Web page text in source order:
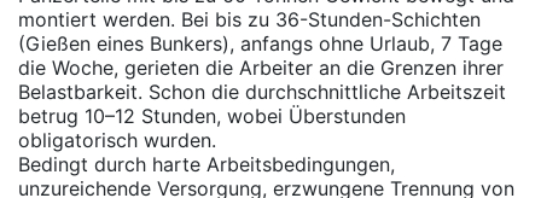
montiert werden. Bei bis zu 36-Stunden-Schichten
(Gießen eines Bunkers), anfangs ohne Urlaub, 7 Tage
die Woche, gerieten die Arbeiter an die Grenzen ihrer
Belastbarkeit. Schon die durchschnittliche Arbeitszeit
betrug 10–12 Stunden, wobei Überstunden
obligatorisch wurden.
Bedingt durch harte Arbeitsbedingungen,
unzureichende Versorgung, erzwungene Trennung von